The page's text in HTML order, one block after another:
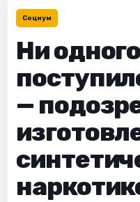
Социум
Ни
—